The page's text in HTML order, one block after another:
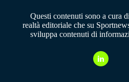
Questi contenuti sono a cura
realtà editoriale che su
sviluppa contenuti di